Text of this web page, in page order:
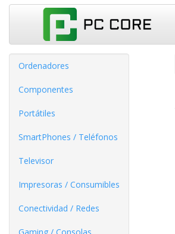
Ordenadores
Componentes
Portátiles
SmartPhones / Teléfonos
Televisor
Impresoras / Consumibles
Conectividad / Redes